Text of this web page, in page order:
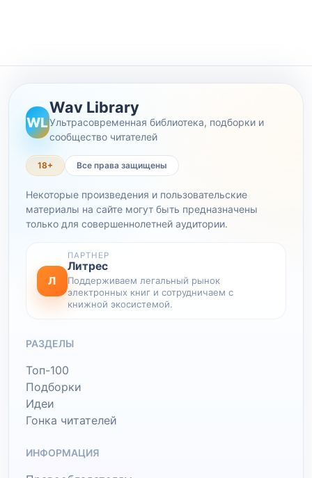
WL
Wav Library
Ультрасовременная библиотека, подборки и
сообщество читателей
18+ Все права защищены
Некоторые произведения и пользовательские
материалы на сайте могут быть предназначены
только для совершеннолетней аудитории.
Л
ПАРТНЕР
Литрес
Поддерживаем легальный рынок
электронных книг и сотрудничаем с
книжной экосистемой.
РАЗДЕЛЫ
Топ-100
Подборки
Идеи
Гонка читателей
ИНФОРМАЦИЯ